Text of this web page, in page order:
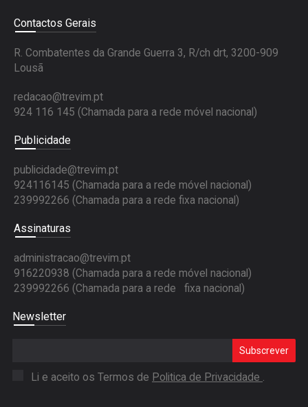
Contactos Gerais
R. Combatentes da Grande Guerra 3, R/ch drt, 3200-909
Lousã
redacao@trevim.pt
924 116 145 (Chamada para a rede móvel nacional)
Publicidade
publicidade@trevim.pt
924116145 (Chamada para a rede móvel nacional)
239992266 (Chamada para a rede fixa nacional)
Assinaturas
administracao@trevim.pt
916220938 (Chamada para a rede móvel nacional)
239992266 (Chamada para a rede fixa nacional)
Newsletter
Subscrever
Li e aceito os Termos de Politica de Privacidade .